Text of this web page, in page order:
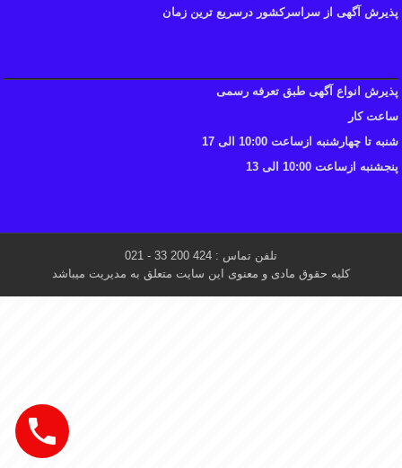
پذیرش آگهی از سراسرکشور درسریع ترین زمان
پذیرش انواع آگهی طبق تعرفه رسمی
ساعت کار
شنبه تا چهارشنبه ازساعت 10:00 الی 17
پنجشنبه ازساعت 10:00 الی 13
تلفن تماس : 424 200 33 - 021
کلیه حقوق مادی و معنوی این سایت متعلق به مدیریت میباشد